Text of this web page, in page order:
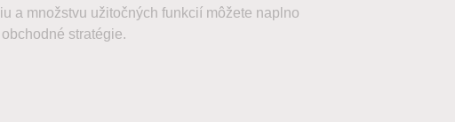
a množstvu užitočných funkcií môžete naplno
stratégie.